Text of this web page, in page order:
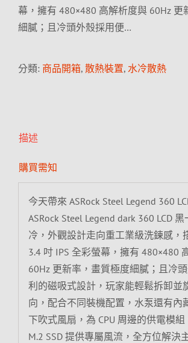
幕，擁有 480×480 高解析度與 60Hz 更
細膩；且冷頭外殼採用便…
分類: 商品開箱, 散熱裝置, 水冷散熱
描述
購買需知
今天帶來 ASRock Steel Legend 360
ASRock Steel Legend dark 360 LCD
冷，外觀設計走向重工業級洗鍊感，
3.4 吋 IPS 全彩螢幕，擁有 480×480
60Hz 更新率，畫質極度細膩；且冷
利的磁吸式設計，玩家能輕鬆拆卸並
向，配合不同裝機配置，水泵還有內
下吹式風扇，為 CPU 周邊的供電模
M.2 SSD 提供專屬風流，全方位解決